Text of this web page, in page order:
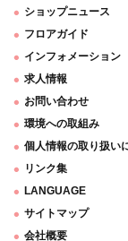
ショップニュース
フロアガイド
インフォメーション
求人情報
お問い合わせ
環境への取組み
個人情報の取り扱い
リンク集
LANGUAGE
サイトマップ
会社概要